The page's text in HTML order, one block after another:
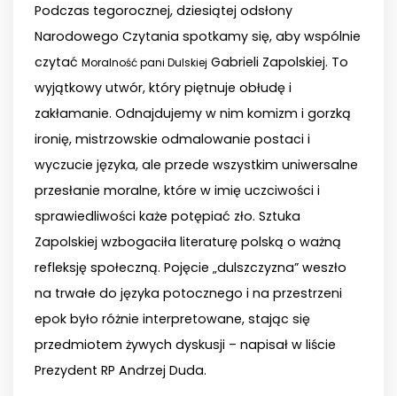
Podczas tegorocznej, dziesiątej odsłony
Narodowego Czytania spotkamy się, aby wspólnie
czytać Moralność pani Dulskiej Gabrieli Zapolskiej. To
wyjątkowy utwór, który piętnuje obłudę i
zakłamanie. Odnajdujemy w nim komizm i gorzką
ironię, mistrzowskie odmalowanie postaci i
wyczucie języka, ale przede wszystkim uniwersalne
przesłanie moralne, które w imię uczciwości i
sprawiedliwości każe potępiać zło. Sztuka
Zapolskiej wzbogaciła literaturę polską o ważną
refleksję społeczną. Pojęcie „dulszczyzna” weszło
na trwałe do języka potocznego i na przestrzeni
epok było różnie interpretowane, stając się
przedmiotem żywych dyskusji – napisał w liście
Prezydent RP Andrzej Duda.